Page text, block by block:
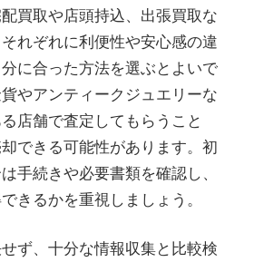
買取や店頭持込、出張買取な
れぞれに利便性や安心感の違
に合った方法を選ぶとよいで
やアンティークジュエリーな
店舗で査定してもらうこと
できる可能性があります。初
手続きや必要書類を確認し、
きるかを重視しましょう。
ず、十分な情報収集と比較検